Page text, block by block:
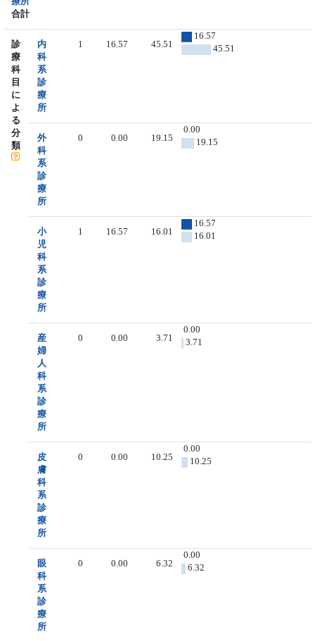
合計
診
療
科
目
に
よ
る
分
類
内
科
系
診
療
所
1 16.57 45.51
16.57
45.51
外
科
系
診
療
所
0 0.00 19.15
0.00
19.15
小
児
科
系
診
療
所
1 16.57 16.01
16.57
16.01
産
婦
人
科
系
診
療
所
0 0.00 3.71
0.00
3.71
皮
膚
科
系
診
療
所
0 0.00 10.25
0.00
10.25
眼
科
系
診
療
所
0 0.00 6.32
0.00
6.32